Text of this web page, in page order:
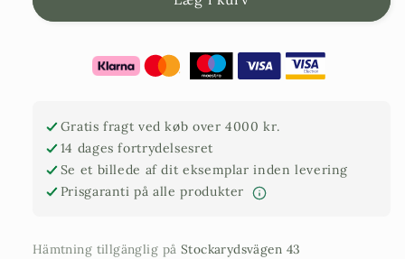
-
Fortunei
cm
-
Fortunei
-
cm
Gratis fragt ved køb over 4000 kr.
14 dages fortrydelsesret
Se et billede af dit eksemplar inden levering
Prisgaranti på alle produkter
Hämtning tillgänglig på Stockarydsvägen 43